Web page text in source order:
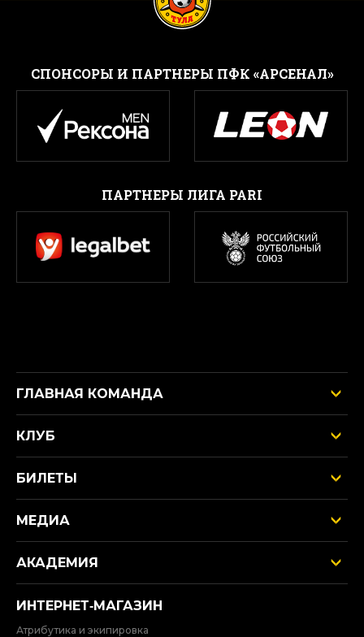
CПОНСОРЫ И ПАРТНЕРЫ ПФК «АРСЕНАЛ»
ПАРТНЕРЫ ЛИГА PARI
ГЛАВНАЯ КОМАНДА
КЛУБ
БИЛЕТЫ
МЕДИА
АКАДЕМИЯ
ИНТЕРНЕТ‑МАГАЗИН
Атрибутика и экипировка